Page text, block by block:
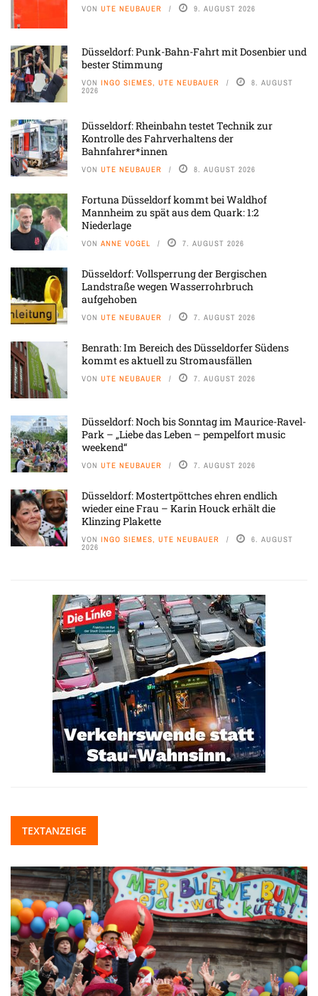
VON UTE NEUBAUER 9. AUGUST 2026
Düsseldorf: Punk-Bahn-Fahrt mit Dosenbier und
bester Stimmung
VON INGO SIEMES, UTE NEUBAUER 8. AUGUST
2026
Düsseldorf: Rheinbahn testet Technik zur
Kontrolle des Fahrverhaltens der
Bahnfahrer*innen
VON UTE NEUBAUER 8. AUGUST 2026
Fortuna Düsseldorf kommt bei Waldhof
Mannheim zu spät aus dem Quark: 1:2
Niederlage
VON ANNE VOGEL 7. AUGUST 2026
Düsseldorf: Vollsperrung der Bergischen
Landstraße wegen Wasserrohrbruch
aufgehoben
VON UTE NEUBAUER 7. AUGUST 2026
Benrath: Im Bereich des Düsseldorfer Südens
kommt es aktuell zu Stromausfällen
VON UTE NEUBAUER 7. AUGUST 2026
Düsseldorf: Noch bis Sonntag im Maurice-Ravel-
Park – „Liebe das Leben – pempelfort music
weekend“
VON UTE NEUBAUER 7. AUGUST 2026
Düsseldorf: Mostertpöttches ehren endlich
wieder eine Frau – Karin Houck erhält die
Klinzing Plakette
VON INGO SIEMES, UTE NEUBAUER 6. AUGUST
2026
TEXTANZEIGE